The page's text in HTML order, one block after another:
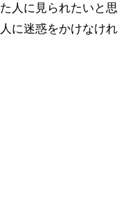
人に見られたいと思
に迷惑をかけなけれ